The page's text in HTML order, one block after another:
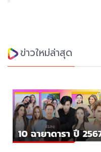
ข่าวใหม่ล่าสุด